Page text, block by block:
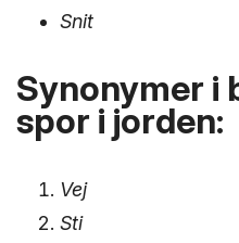
Snit
Synonymer i
spor i jorden:
Vej
Sti